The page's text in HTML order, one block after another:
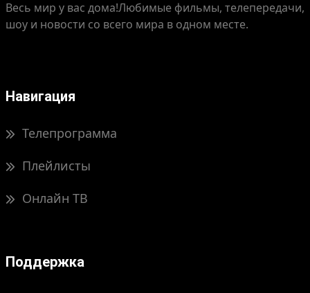
Весь мир у вас дома!Любимые фильмы, телепередачи,
шоу и новости со всего мира в одном месте.
Навигация
Телепрограмма
Плейлисты
Онлайн ТВ
Поддержка